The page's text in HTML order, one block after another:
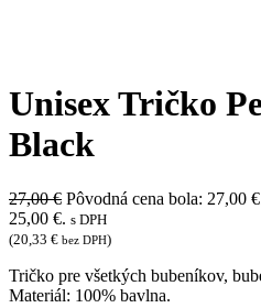
Unisex Tričko
Black
27,00€ Pôvodná cena bola: 27,00
25,00 €. s DPH
(20,33 € bez DPH)
Tričko pre všetkých bubeníkov,
Materiál: 100% bavlna.